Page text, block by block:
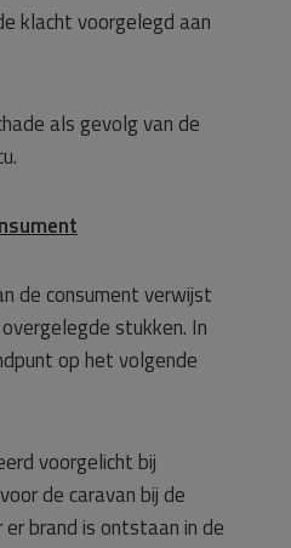
klacht voorgelegd aan
als gevolg van de
de consument verwijst
stukken. In
op het volgende
voorgelicht bij
de caravan bij de
brand is ontstaan in de